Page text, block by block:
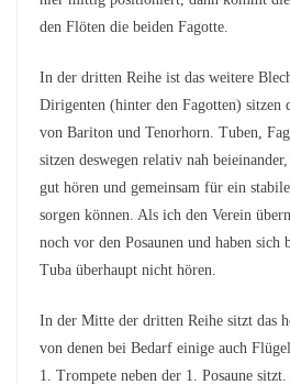
den Flöten die beiden Fagotte.
In der dritten Reihe ist das weitere
Dirigenten (hinter den Fagotten) sitzen
von Bariton und Tenorhorn. Tuben,
sitzen deswegen relativ nah
gut hören und gemeinsam für ein
sorgen können. Als ich den Verein
noch vor den Posaunen und haben sich
Tuba überhaupt nicht hören.
In der Mitte der dritten Reihe sitzt das
von denen bei Bedarf einige auch
1. Trompete neben der 1. Posaune